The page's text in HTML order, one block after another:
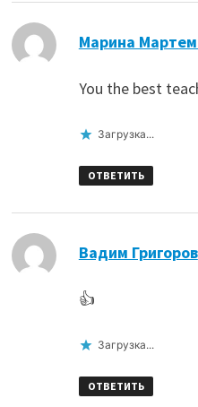
Марина
You the best
Загрузка...
ОТВЕТИТЬ
Вадим Григоров:
👍
Загрузка...
ОТВЕТИТЬ